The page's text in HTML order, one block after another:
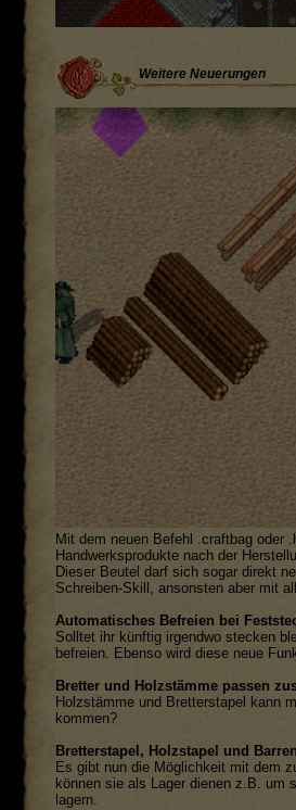
Weitere Neuerungen
Mit dem neuen Befehl .craftbag oder
Handwerksprodukte nach der
Dieser Beutel darf sich sogar direkt
Schreiben-Skill, ansonsten aber mit
Automatisches Befreien bei
Solltet ihr künftig irgendwo stecken
befreien. Ebenso wird diese neue
Bretter und Holzstämme passen
Holzstämme und Bretterstapel kann
kommen?
Bretterstapel, Holzstapel und
Es gibt nun die Möglichkeit mit dem
können sie als Lager dienen z.B. um
lagern.